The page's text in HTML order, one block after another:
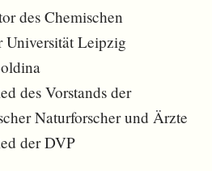
des Chemischen
Universität Leipzig
des Vorstands der
Naturforscher und Ärzte
der DVP